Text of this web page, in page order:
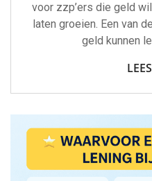
voor zzp’ers die geld
laten groeien. Een van
geld kunnen